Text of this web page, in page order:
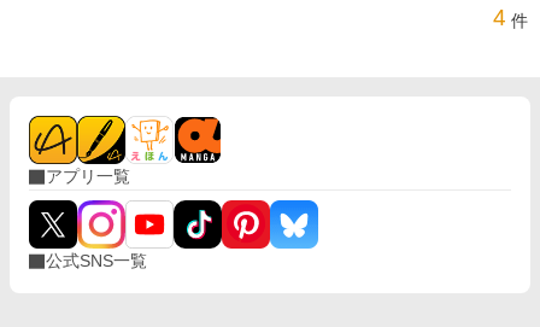
4 件
アプリ一覧
公式SNS一覧